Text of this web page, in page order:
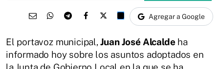
Agregar a Google
El portavoz municipal, Juan José Alcaldeha
informado hoy sobre los asuntos adoptados en
la Junta de Gobierno Local en la que se ha